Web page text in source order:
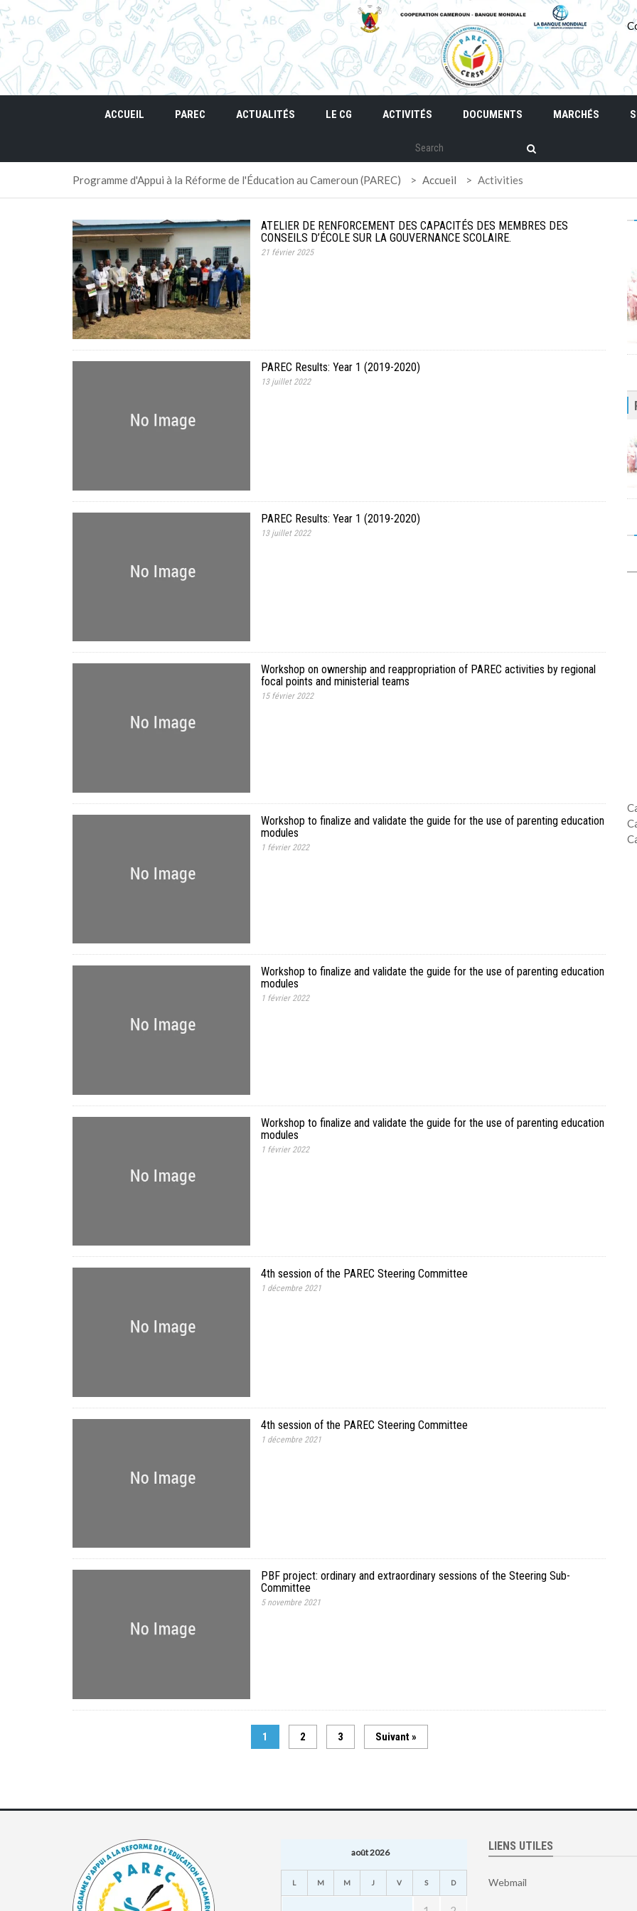
ACCUEIL PAREC ACTUALITÉS LE CG ACTIVITÉS DOCUMENTS MARCHÉS
Programme d'Appui à la Réforme de l'Éducation au Cameroun (PAREC) > Accueil > Activities
ATELIER DE RENFORCEMENT DES CAPACITÉS DES MEMBRES DES
CONSEILS D’ÉCOLE SUR LA GOUVERNANCE SCOLAIRE.
21 février 2025
PAREC Results: Year 1 (2019-2020)
13 juillet 2022
PAREC Results: Year 1 (2019-2020)
13 juillet 2022
Workshop on ownership and reappropriation of PAREC activities by regional
focal points and ministerial teams
15 février 2022
Workshop to finalize and validate the guide for the use of parenting education
modules
1 février 2022
Workshop to finalize and validate the guide for the use of parenting education
modules
1 février 2022
Workshop to finalize and validate the guide for the use of parenting education
modules
1 février 2022
4th session of the PAREC Steering Committee
1 décembre 2021
4th session of the PAREC Steering Committee
1 décembre 2021
PBF project: ordinary and extraordinary sessions of the Steering Sub-
Committee
5 novembre 2021
1 2 3 Suivant »
août 2026
L M M J V S D
LIENS UTILES
Webmail